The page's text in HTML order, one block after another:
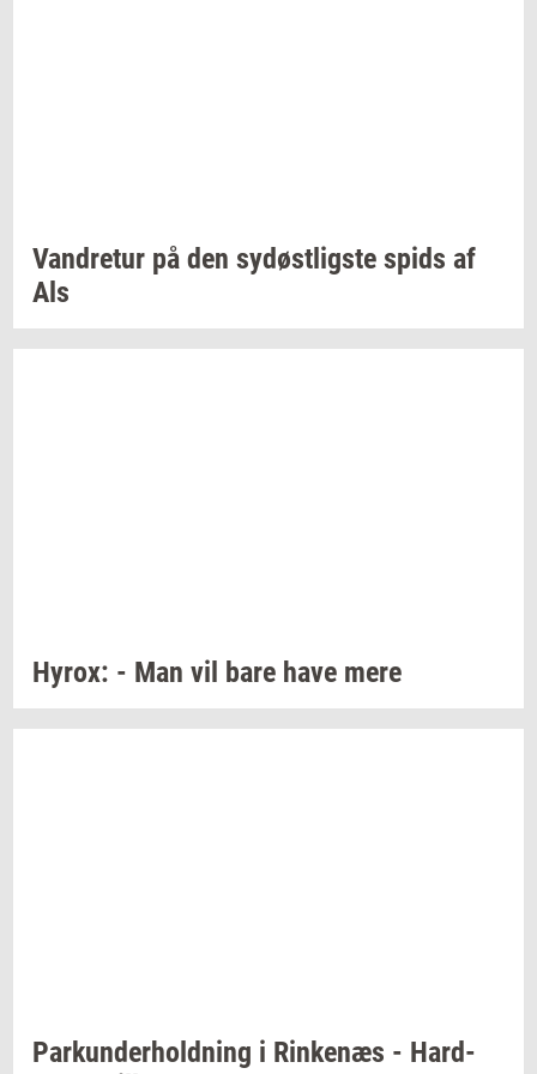
Van­dre­tur på den sy­døst­lig­ste spids af
Als
Hyrox: - Man vil bare have mere
Par­kun­der­hold­ning i Rin­ke­næs - Hard-​